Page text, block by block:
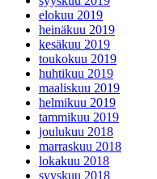
elokuu 2019
heinäkuu 2019
kesäkuu 2019
toukokuu 2019
huhtikuu 2019
maaliskuu 2019
helmikuu 2019
tammikuu 2019
joulukuu 2018
marraskuu 2018
lokakuu 2018
syyskuu 2018